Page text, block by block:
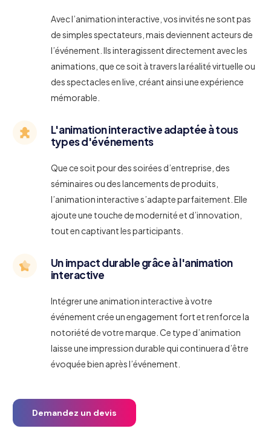
Avec l’animation interactive, vos invités ne sont pas
de simples spectateurs, mais deviennent acteurs de
l’événement. Ils interagissent directement avec les
animations, que ce soit à travers la réalité virtuelle ou
des spectacles en live, créant ainsi une expérience
mémorable.
L'animation interactive adaptée à tous
types d'événements
Que ce soit pour des soirées d’entreprise, des
séminaires ou des lancements de produits,
l’animation interactive s’adapte parfaitement. Elle
ajoute une touche de modernité et d’innovation,
tout en captivant les participants.
Un impact durable grâce à l'animation
interactive
Intégrer une animation interactive à votre
événement crée un engagement fort et renforce la
notoriété de votre marque. Ce type d’animation
laisse une impression durable qui continuera d’être
évoquée bien après l’événement.
Demandez un devis